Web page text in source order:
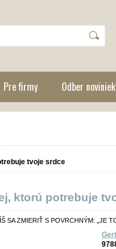
Pre firmy Odber noviniek
tvoje srdce
ktorú potrebuje
SA ZMIERIŤ S POVRCHNÝM: „JE